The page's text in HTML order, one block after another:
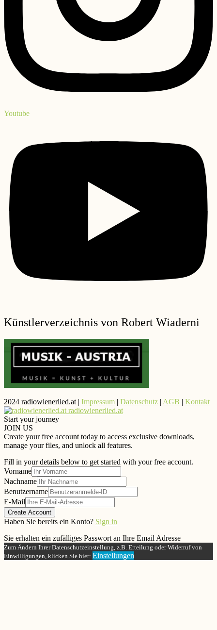
Youtube
Künstlerverzeichnis von Robert Wiaderni
2024 radiowienerlied.at | Impressum | Datenschutz | AGB | Kontakt
radiowienerlied.at
Start your journey
JOIN US
Create your free account today to access exclusive downloads,
manage your files, and unlock all features.
Fill in your details below to get started with your free account.
Vorname
Nachname
Benutzername
E-Mail
Create Account
Haben Sie bereits ein Konto? Sign in
Sie erhalten ein zufälliges Passwort an Ihre Email Adresse
Zum Ändern Ihrer Datenschutzeinstellung, z.B. Erteilung oder Widerruf von
Einwilligungen, klicken Sie hier: Einstellungen